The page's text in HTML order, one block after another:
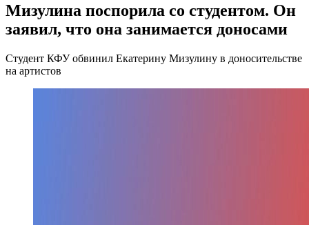
Мизулина поспорила со студентом. Он
заявил, что она занимается доносами
Студент КФУ обвинил Екатерину Мизулину в доносительстве
на артистов